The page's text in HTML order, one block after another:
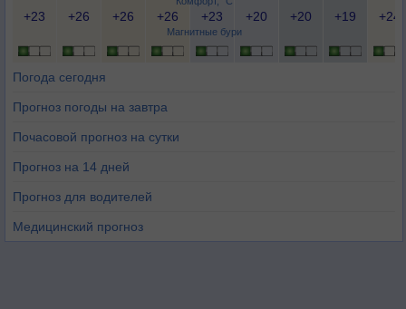
Магнитные бури
+23 +26 +26 +26 +23 +20 +20 +19 +24
Погода сегодня
Прогноз погоды на завтра
Почасовой прогноз на сутки
Прогноз на 14 дней
Прогноз для водителей
Медицинский прогноз